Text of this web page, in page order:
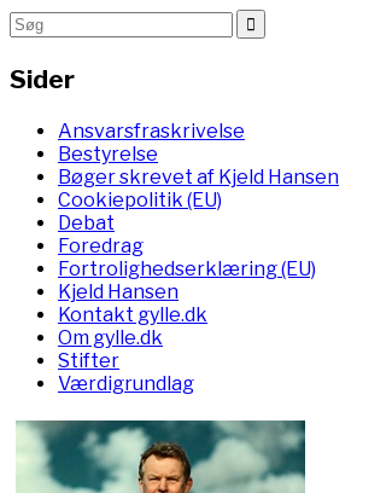
Sider
Ansvarsfraskrivelse
Bestyrelse
Bøger skrevet af Kjeld Hansen
Cookiepolitik (EU)
Debat
Foredrag
Fortrolighedserklæring (EU)
Kjeld Hansen
Kontakt gylle.dk
Om gylle.dk
Stifter
Værdigrundlag